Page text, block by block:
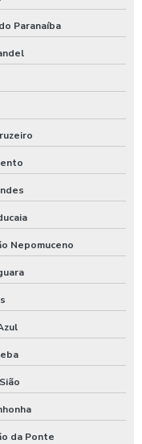
Paranaíba
Nepomuceno
da Ponte